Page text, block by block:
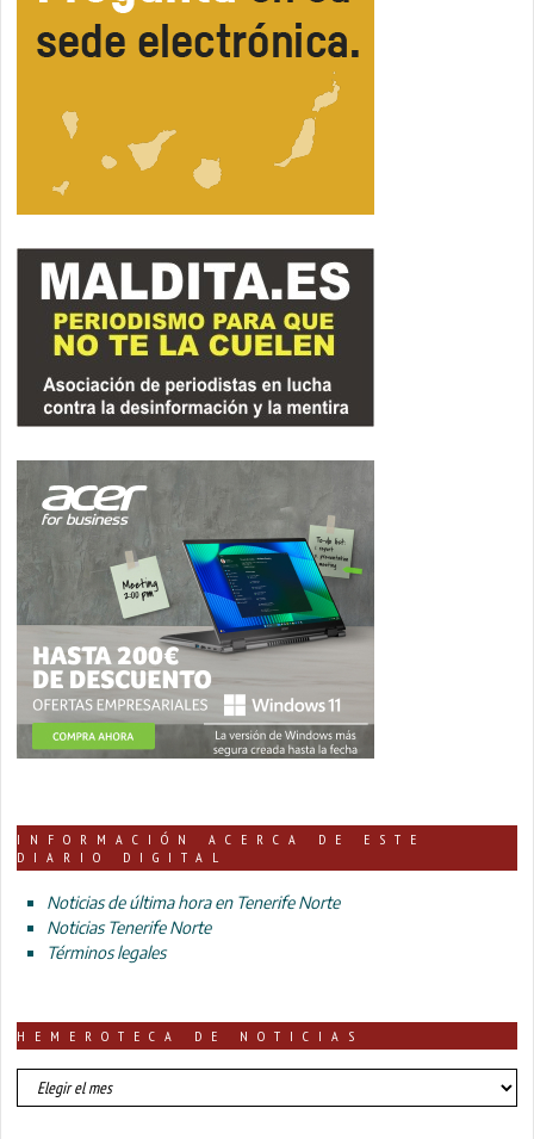
INFORMACIÓN ACERCA DE ESTE
DIARIO DIGITAL
Noticias de última hora en Tenerife Norte
Noticias Tenerife Norte
Términos legales
HEMEROTECA DE NOTICIAS
HEMEROTECA
DE